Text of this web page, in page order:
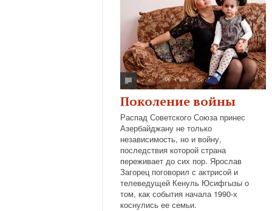
Поколение войны
Распад Советского Союза принес
Азербайджану не только
независимость, но и войну,
последствия которой страна
переживает до сих пор. Ярослав
Загорец поговорил с актрисой и
телеведущей Кенуль Юсифгызы о
том, как события начала 1990-х
коснулись ее семьи.